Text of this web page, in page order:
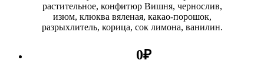
растительное, конфитюр Вишня, чернослив,
изюм, клюква вяленая, какао-порошок,
разрыхлитель, корица, сок лимона, ванилин.
0₽